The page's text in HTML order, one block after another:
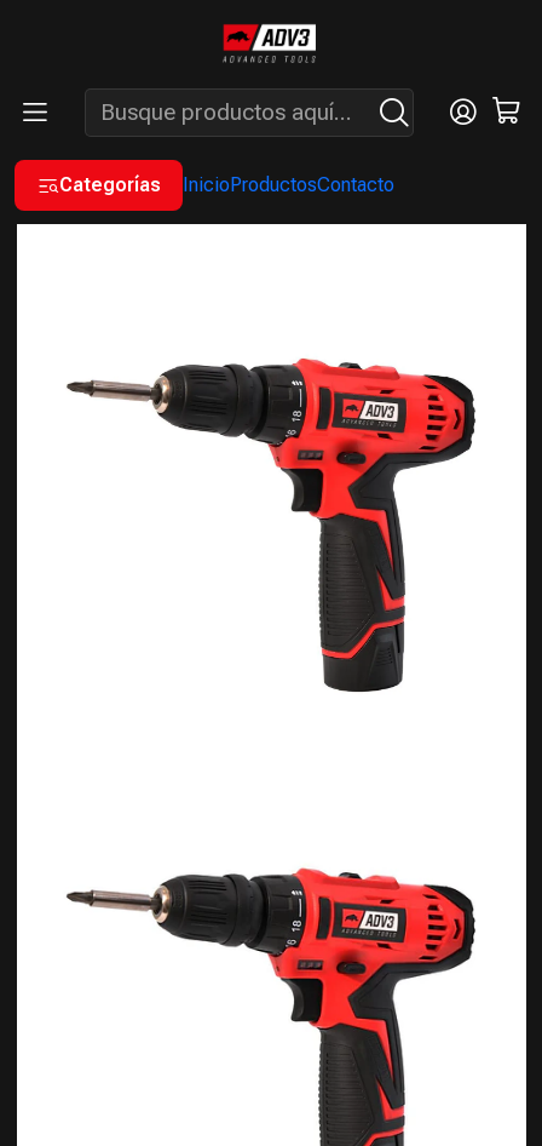
Categorías InicioProductosContacto
ENVÍOS GRATIS A PARTIR DE COMPRAS MAYORES A $200.000 -
ATENCIÓN: LUN. A VIÉ. DE 7 A 16 HS.
Inicio A BATERÍA
TALADROS